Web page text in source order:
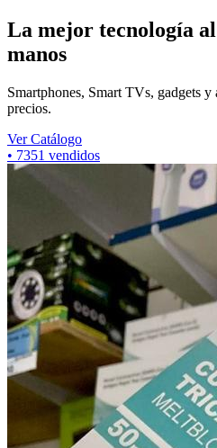
La mejor tecnología
manos
Smartphones, Smart TVs, gadgets y
precios.
Ver Catálogo
• 7351 vendidos